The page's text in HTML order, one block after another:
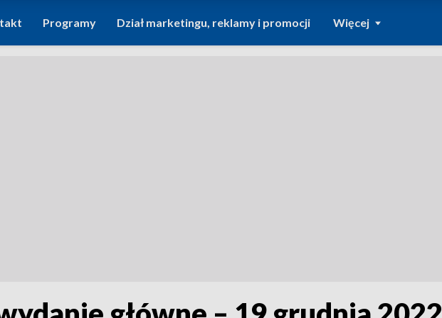
Programy Dział marketingu, reklamy i promocji Więcej